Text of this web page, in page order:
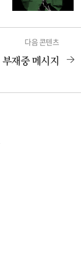
다음 콘텐츠
부재중 메시지